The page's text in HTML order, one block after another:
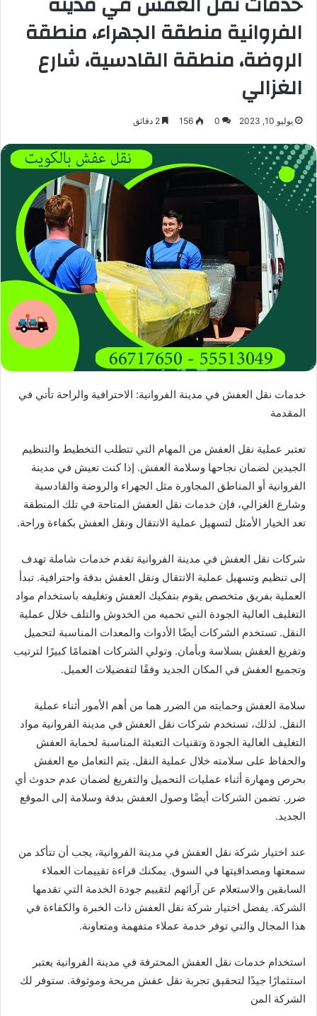
الفروانية منطقة الجهراء، منطقة
الروضة، منطقة القادسية، شارع
الغزالي
يوليو 10, 2023 0
156
خدمات نقل العفش في مدينة الفروانية: الاحترافية والراحة تأتي في
المقدمة
تعتبر عملية نقل العفش من المهام التي تتطلب التخطيط والتنظيم
الجيدين لضمان نجاحها وسلامة العفش. إذا كنت تعيش في مدينة
الفروانية أو المناطق المجاورة مثل الجهراء والروضة والقادسية
وشارع الغزالي، فإن خدمات نقل العفش المتاحة في تلك المنطقة
تعد الخيار الأمثل لتسهيل عملية الانتقال ونقل العفش بكفاءة وراحة.
شركات نقل العفش في مدينة الفروانية تقدم خدمات شاملة تهدف
إلى تنظيم وتسهيل عملية الانتقال ونقل العفش بدقة واحترافية. تبدأ
العملية بفريق متخصص يقوم بتفكيك العفش وتغليفه باستخدام مواد
التغليف العالية الجودة التي تحميه من الخدوش والتلف خلال عملية
النقل. تستخدم الشركات أيضًا الأدوات والمعدات المناسبة لتحميل
وتفريغ العفش بسلاسة وبأمان. وتولي الشركات اهتمامًا كبيرًا لترتيب
وتجميع العفش في المكان الجديد وفقًا لتفضيلات العميل.
سلامة العفش وحمايته من الضرر هما من أهم الأمور أثناء عملية
النقل. لذلك، تستخدم شركات نقل العفش في مدينة الفروانية مواد
التغليف العالية الجودة وتقنيات التعبئة المناسبة لحماية العفش
والحفاظ على سلامته خلال عملية النقل. يتم التعامل مع العفش
بحرص ومهارة أثناء عمليات التحميل والتفريغ لضمان عدم حدوث أي
ضرر. تضمن الشركات أيضًا وصول العفش بدقة وسلامة إلى الموقع
الجديد.
عند اختيار شركة نقل العفش في مدينة الفروانية، يجب أن تتأكد من
سمعتها ومصداقيتها في السوق. يمكنك قراءة تقييمات العملاء
السابقين والاستعلام عن آرائهم لتقييم جودة الخدمة التي تقدمها
الشركة. يفضل اختيار شركة نقل العفش ذات الخبرة والكفاءة في
هذا المجال والتي توفر خدمة عملاء متفهمة ومتعاونة.
استخدام خدمات نقل العفش المحترفة في مدينة الفروانية يعتبر
استثمارًا جيدًا لتحقيق تجربة نقل عفش مريحة وموثوقة. ستوفر لك
الشركة المن